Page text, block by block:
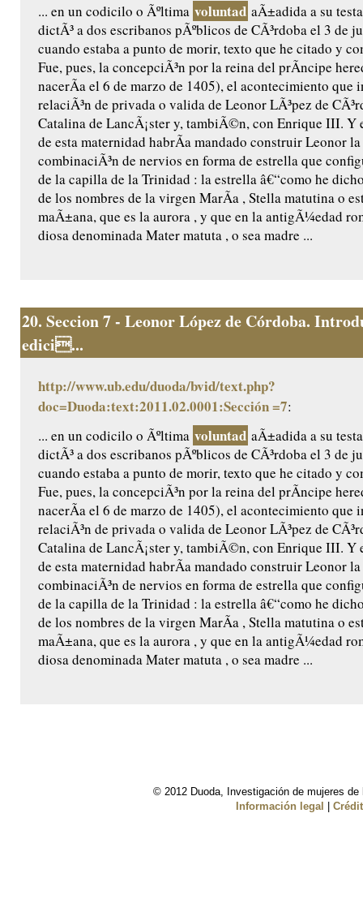
... en un codicilo o Ãºltima voluntad aÃ±adida a su
dictÃ³ a dos escribanos pÃºblicos de CÃ³rdoba el 3 de
cuando estaba a punto de morir, texto que he citado y
Fue, pues, la concepciÃ³n por la reina del prÃ­ncipe
nacerÃ­a el 6 de marzo de 1405), el acontecimiento que
relaciÃ³n de privada o valida de Leonor LÃ³pez de
Catalina de LancÃ¡ster y, tambiÃ©n, con Enrique III. Y
de esta maternidad habrÃ­a mandado construir Leonor
combinaciÃ³n de nervios en forma de estrella que
de la capilla de la Trinidad : la estrella â€“como he
de los nombres de la virgen MarÃ­a , Stella matutina o
maÃ±ana, que es la aurora , y que en la antigÃ¼edad
diosa denominada Mater matuta , o sea madre ...
20. Seccion 7 - Leonor López de Córdoba.
edici...
http://www.ub.edu/duoda/bvid/text.php?
doc=Duoda:text:2011.02.0001:Sección =7:
... en un codicilo o Ãºltima voluntad aÃ±adida a su
dictÃ³ a dos escribanos pÃºblicos de CÃ³rdoba el 3 de
cuando estaba a punto de morir, texto que he citado y
Fue, pues, la concepciÃ³n por la reina del prÃ­ncipe
nacerÃ­a el 6 de marzo de 1405), el acontecimiento que
relaciÃ³n de privada o valida de Leonor LÃ³pez de
Catalina de LancÃ¡ster y, tambiÃ©n, con Enrique III. Y
de esta maternidad habrÃ­a mandado construir Leonor
combinaciÃ³n de nervios en forma de estrella que
de la capilla de la Trinidad : la estrella â€“como he
de los nombres de la virgen MarÃ­a , Stella matutina o
maÃ±ana, que es la aurora , y que en la antigÃ¼edad
diosa denominada Mater matuta , o sea madre ...
© 2012 Duoda, Investigación de mujeres
Información legal